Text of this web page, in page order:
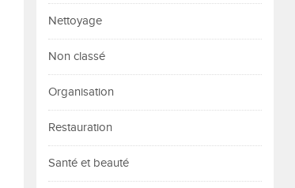
Nettoyage
Non classé
Organisation
Restauration
Santé et beauté